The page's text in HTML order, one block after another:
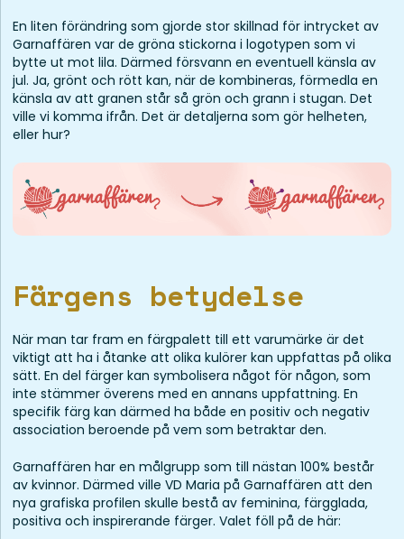
En liten förändring som gjorde stor skillnad för intrycket av
Garnaffären var de gröna stickorna i logotypen som vi
bytte ut mot lila. Därmed försvann en eventuell känsla av
jul. Ja, grönt och rött kan, när de kombineras, förmedla en
känsla av att granen står så grön och grann i stugan. Det
ville vi komma ifrån. Det är detaljerna som gör helheten,
eller hur?
Färgens betydelse
När man tar fram en färgpalett till ett varumärke är det
viktigt att ha i åtanke att olika kulörer kan uppfattas på olika
sätt. En del färger kan symbolisera något för någon, som
inte stämmer överens med en annans uppfattning. En
specifik färg kan därmed ha både en positiv och negativ
association beroende på vem som betraktar den.
Garnaffären har en målgrupp som till nästan 100% består
av kvinnor. Därmed ville VD Maria på Garnaffären att den
nya grafiska profilen skulle bestå av feminina, färgglada,
positiva och inspirerande färger. Valet föll på de här: